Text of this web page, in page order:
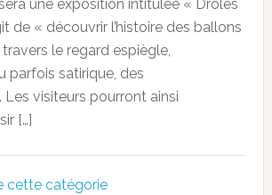
une exposition intitulée « Drôles
de « découvrir l’histoire des ballons
le regard espiègle,
parfois satirique, des
Les visiteurs pourront ainsi
[…]
cette catégorie